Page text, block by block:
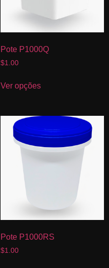
Pote P1000Q
$1.00
Ver opções
Pote P1000RS
$1.00